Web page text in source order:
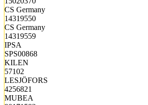
CS Germany
14319550
CS Germany
14319559
IPSA
SPS00868
KILEN
57102
LESJÖFORS
4256821
MUBEA